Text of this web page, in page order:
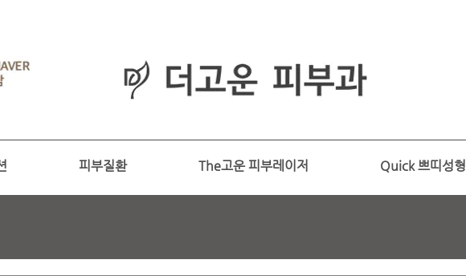
피부질환 The고운 피부레이저 Quick 쁘띠성형